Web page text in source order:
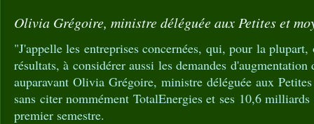
Olivia Grégoire, ministre déléguée aux Petites et
"J'appelle les entreprises concernées, qui, pour la
résultats, à considérer aussi les demandes
auparavant Olivia Grégoire, ministre déléguée aux
sans citer nommément TotalEnergies et ses 10,6
premier semestre.